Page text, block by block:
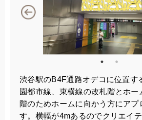
渋谷駅のB4F通路オデコに位置す
園都市線、東横線の改札階とホー
階のためホームに向かう方にアプ
す。横幅が4mあるのでクリエイ